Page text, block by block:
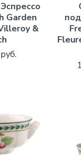
Garden
&